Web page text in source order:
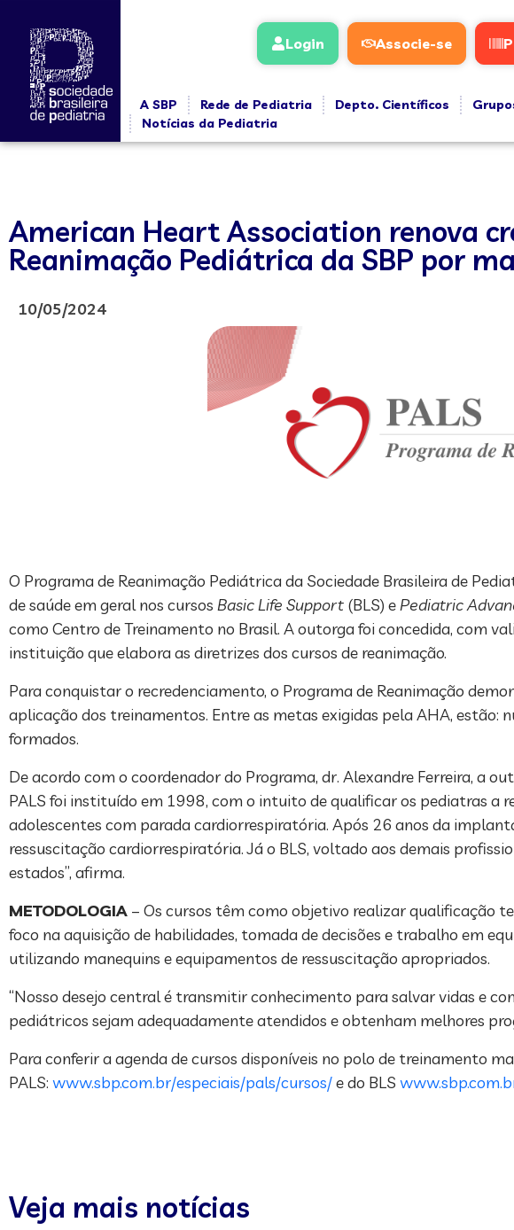
Login Associe-se
A SBP Rede de Pediatria Depto. Científicos
Notícias da Pediatria
American Heart Association renova
Reanimação Pediátrica da SBP por
10/05/2024
O Programa de Reanimação Pediátrica da Sociedade Brasileira de
de saúde em geral nos cursos Basic Life Support (BLS) ePediatric
como Centro de Treinamento no Brasil. A outorga foi concedida, com
instituição que elabora as diretrizes dos cursos de reanimação.
Para conquistar o recredenciamento, o Programa de Reanimação
aplicação dos treinamentos. Entre as metas exigidas pela AHA, estão:
formados.
De acordo com o coordenador do Programa, dr. Alexandre Ferreira, a
PALS foi instituído em 1998, com o intuito de qualificar os pediatras a
adolescentes com parada cardiorrespiratória. Após 26 anos da
ressuscitação cardiorrespiratória. Já o BLS, voltado aos demais
estados”, afirma.
METODOLOGIA – Os cursos têm como objetivo realizar qualificação
foco na aquisição de habilidades, tomada de decisões e trabalho em
utilizando manequins e equipamentos de ressuscitação apropriados.
“Nosso desejo central é transmitir conhecimento para salvar vidas e
pediátricos sejam adequadamente atendidos e obtenham melhores
Para conferir a agenda de cursos disponíveis no polo de treinamento
PALS: www.sbp.com.br/especiais/pals/cursos/e do BLS
Veja mais notícias